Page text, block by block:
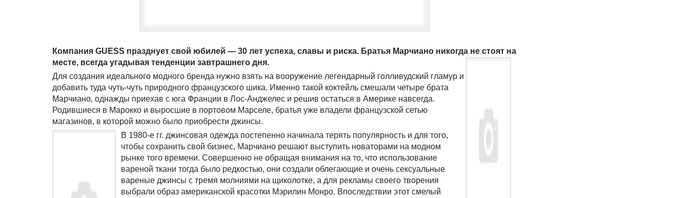
Компания GUESS празднует свой юбилей — 30 лет успеха, славы и риска. Братья Марчиано никогда не стоят на
месте, всегда угадывая тенденции завтрашнего дня.
Для создания идеального модного бренда нужно взять на вооружение легендарный голливудский гламур и
добавить туда чуть-чуть природного французского шика. Именно такой коктейль смешали четыре брата
Марчиано, однажды приехав с юга Франции в Лос-Анджелес и решив остаться в Америке навсегда.
Родившиеся в Марокко и выросшие в портовом Марселе, братья уже владели французской сетью
магазинов, в которой можно было приобрести джинсы.
В 1980-е гг. джинсовая одежда постепенно начинала терять популярность и для того,
чтобы сохранить свой бизнес, Марчиано решают выступить новаторами на модном
рынке того времени. Совершенно не обращая внимания на то, что использование
вареной ткани тогда было редкостью, они создали облегающие и очень сексуальные
вареные джинсы с тремя молниями на щиколотке, а для рекламы своего творения
выбрали образ американской красотки Мэрилин Монро. Впоследствии этот смелый